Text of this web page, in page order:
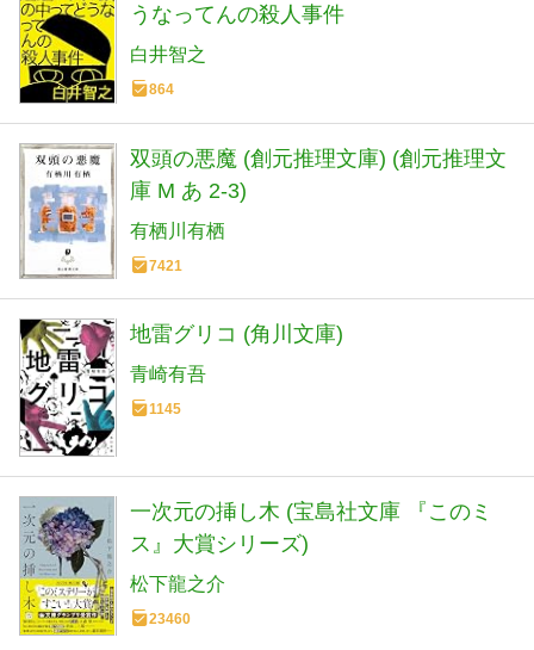
うなってんの殺人事件
白井智之
864
双頭の悪魔 (創元推理文庫) (創元推理文
庫 M あ 2-3)
有栖川有栖
7421
地雷グリコ (角川文庫)
青崎有吾
1145
一次元の挿し木 (宝島社文庫 『このミ
ス』大賞シリーズ)
松下龍之介
23460